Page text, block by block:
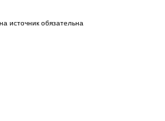
источник обязательна